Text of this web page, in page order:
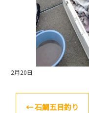
2月20日
←石鯛五目釣り